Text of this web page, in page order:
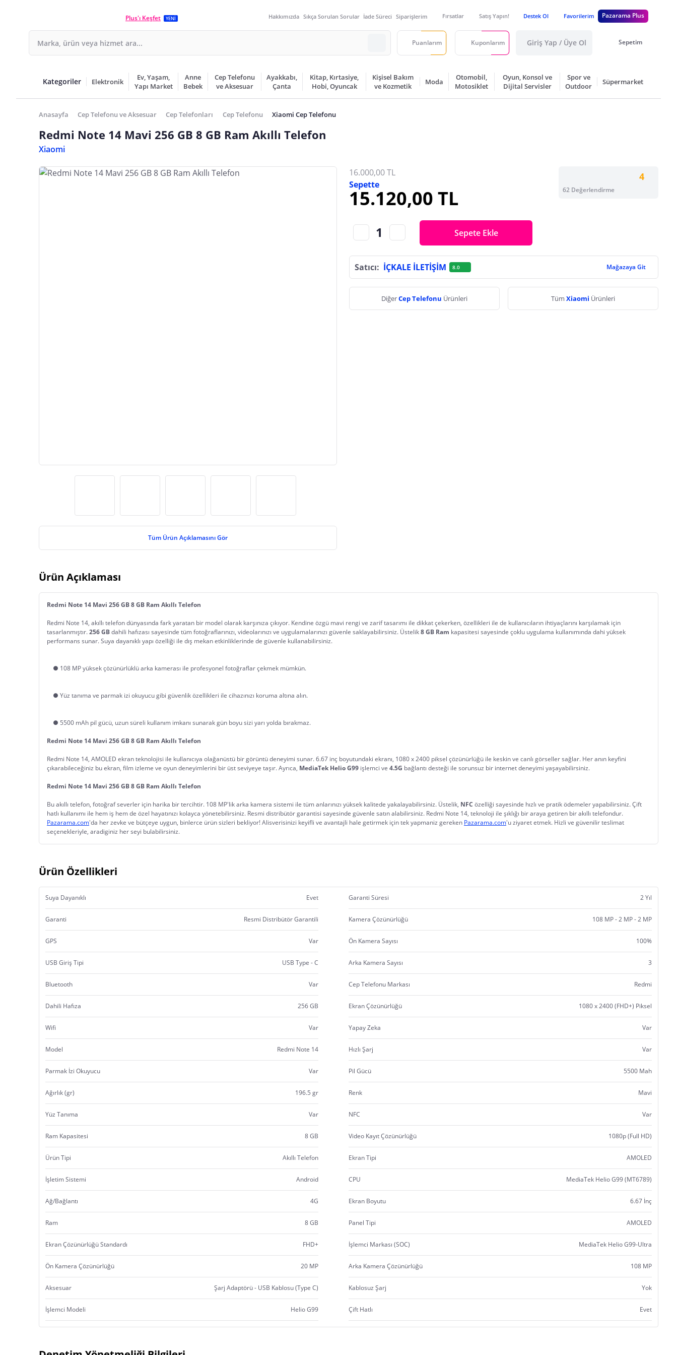
Plus'ı Keşfet YENİ Hakkımızda Sıkça Sorulan Sorular İade Süreci Siparişlerim Fırsatlar Satış Yapın! Destek Ol Favorilerim Pazarama Plus
Puanlarım Kuponlarım Giriş Yap / Üye Ol Sepetim
Kategoriler Elektronik
Ev, Yaşam,
Yapı Market
Anne
Bebek
Cep Telefonu
ve Aksesuar
Ayakkabı,
Çanta
Kitap, Kırtasiye,
Hobi, Oyuncak
Kişisel Bakım
ve Kozmetik
Moda
Otomobil,
Motosiklet
Oyun, Konsol ve
Dijital Servisler
Spor ve
Outdoor
Süpermarket
Anasayfa Cep Telefonu ve Aksesuar Cep Telefonları Cep Telefonu Xiaomi Cep Telefonu
Redmi Note 14 Mavi 256 GB 8 GB Ram Akıllı Telefon
Xiaomi
Tüm Ürün Açıklamasını Gör
16.000,00 TL
Sepette
15.120,00 TL
4
62 Değerlendirme
Sepete Ekle
Satıcı: İÇKALE İLETİŞİM 8.0 Mağazaya Git
DiğerCep Telefonu Ürünleri Tüm Xiaomi Ürünleri
Ürün Açıklaması
Redmi Note 14 Mavi 256 GB 8 GB Ram Akıllı Telefon
Redmi Note 14, akıllı telefon dünyasında fark yaratan bir model olarak karşınıza çıkıyor. Kendine özgü mavi rengi ve zarif tasarımı ile dikkat çekerken, özellikleri ile de kullanıcıların ihtiyaçlarını karşılamak için
tasarlanmıştır. 256 GB dahili hafızası sayesinde tüm fotoğraflarınızı, videolarınızı ve uygulamalarınızı güvenle saklayabilirsiniz. Üstelik 8 GB Ram kapasitesi sayesinde çoklu uygulama kullanımında dahi yüksek
performans sunar. Suya dayanıklı yapı özelliği ile dış mekan etkinliklerinde de güvenle kullanabilirsiniz.
    ● 108 MP yüksek çözünürlüklü arka kamerası ile profesyonel fotoğraflar çekmek mümkün.
    ● Yüz tanıma ve parmak izi okuyucu gibi güvenlik özellikleri ile cihazınızı koruma altına alın.
    ● 5500 mAh pil gücü, uzun süreli kullanım imkanı sunarak gün boyu sizi yarı yolda bırakmaz.
Redmi Note 14 Mavi 256 GB 8 GB Ram Akıllı Telefon
Redmi Note 14, AMOLED ekran teknolojisi ile kullanıcıya olağanüstü bir görüntü deneyimi sunar. 6.67 inç boyutundaki ekranı, 1080 x 2400 piksel çözünürlüğü ile keskin ve canlı görseller sağlar. Her anın keyfini
çıkarabileceğiniz bu ekran, film izleme ve oyun deneyimlerini bir üst seviyeye taşır. Ayrıca, MediaTek Helio G99 işlemci ve 4.5G bağlantı desteği ile sorunsuz bir internet deneyimi yaşayabilirsiniz.
Redmi Note 14 Mavi 256 GB 8 GB Ram Akıllı Telefon
Bu akıllı telefon, fotoğraf severler için harika bir tercihtir. 108 MP'lik arka kamera sistemi ile tüm anlarınızı yüksek kalitede yakalayabilirsiniz. Üstelik, NFC özelliği sayesinde hızlı ve pratik ödemeler yapabilirsiniz. Çift
hatlı kullanımı ile hem iş hem de özel hayatınızı kolayca yönetebilirsiniz. Resmi distribütör garantisi sayesinde güvenle satın alabilirsiniz. Redmi Note 14, teknoloji ile şıklığı bir araya getiren bir akıllı telefondur.
Pazarama.com'da her zevke ve bütçeye uygun, binlerce ürün sizleri bekliyor! Alisverisinizi keyifli ve avantajli hale getirmek için tek yapmaniz gereken Pazarama.com'u ziyaret etmek. Hizli ve güvenilir teslimat
seçenekleriyle, aradiginiz her seyi bulabilirsiniz.
Ürün Özellikleri
Suya Dayanıklı Evet Garanti Süresi 2 Yıl
Garanti Resmi Distribütör Garantili Kamera Çözünürlüğü 108 MP - 2 MP - 2 MP
GPS Var Ön Kamera Sayısı 100%
USB Giriş Tipi USB Type - C Arka Kamera Sayısı 3
Bluetooth Var Cep Telefonu Markası Redmi
Dahili Hafıza 256 GB Ekran Çözünürlüğü 1080 x 2400 (FHD+) Piksel
Wifi Var Yapay Zeka Var
Model Redmi Note 14 Hızlı Şarj Var
Parmak İzi Okuyucu Var Pil Gücü 5500 Mah
Ağırlık (gr) 196.5 gr Renk Mavi
Yüz Tanıma Var NFC Var
Ram Kapasitesi 8 GB Video Kayıt Çözünürlüğü 1080p (Full HD)
Ürün Tipi Akıllı Telefon Ekran Tipi AMOLED
İşletim Sistemi Android CPU MediaTek Helio G99 (MT6789)
Ağ/Bağlantı 4G Ekran Boyutu 6.67 İnç
Ram 8 GB Panel Tipi AMOLED
Ekran Çözünürlüğü Standardı FHD+ İşlemci Markası (SOC) MediaTek Helio G99-Ultra
Ön Kamera Çözünürlüğü 20 MP Arka Kamera Çözünürlüğü 108 MP
Aksesuar Şarj Adaptörü - USB Kablosu (Type C) Kablosuz Şarj Yok
İşlemci Modeli Helio G99 Çift Hatlı Evet